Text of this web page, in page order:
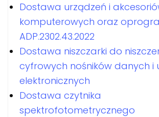
Dostawa urządzeń i
komputerowych oraz
ADP.2302.43.2022
Dostawa niszczarki do
cyfrowych nośników danych i
elektronicznych
Dostawa czytnika
spektrofotometrycznego